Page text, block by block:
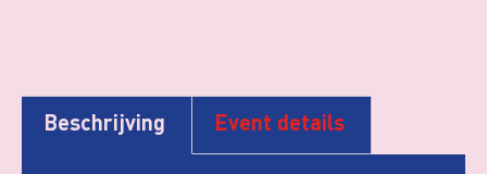
Beschrijving Event details